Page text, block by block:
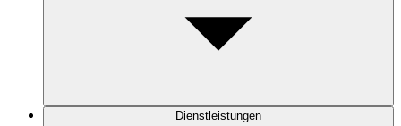
Dienstleistungen